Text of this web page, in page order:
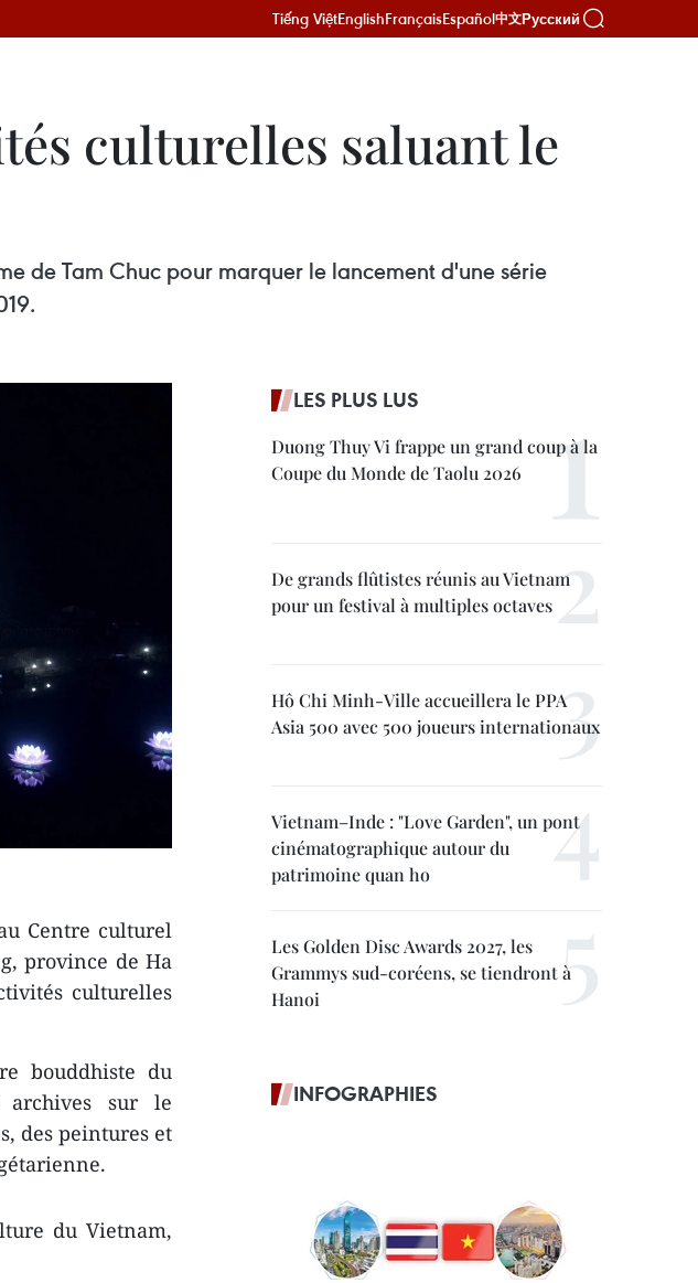
Tiếng ViệtEnglishFrançaisEspañol中文Русский
culturelles saluant le
de Tam Chuc pour marquer le lancement d'une série
Centre culturel
province de Ha
culturelles
bouddhiste du
archives sur le
des peintures et
du Vietnam,
LES PLUS LUS
Duong Thuy Vi frappe un grand coup à la
Coupe du Monde de Taolu 2026
De grands flûtistes réunis au Vietnam
pour un festival à multiples octaves
Hô Chi Minh-Ville accueillera le PPA
Asia 500 avec 500 joueurs internationaux
Vietnam–Inde : "Love Garden", un pont
cinématographique autour du
patrimoine quan ho
Les Golden Disc Awards 2027, les
Grammys sud-coréens, se tiendront à
Hanoi
INFOGRAPHIES